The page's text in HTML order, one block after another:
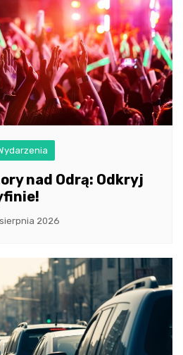
nad Odrą: Odkryj
2026